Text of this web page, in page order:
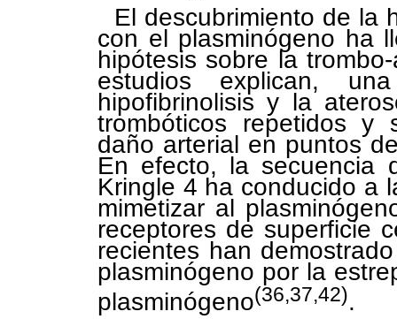
El descubrimiento de la
con el plasminógeno ha
hipótesis sobre la
estudios explican,
hipofibrinolisis y la
trombóticos repetidos y
daño arterial en puntos
En efecto, la secuencia
Kringle 4 ha conducido a
mimetizar al
receptores de superficie
recientes han
plasminógeno por la
plasminógeno(36,37,42).